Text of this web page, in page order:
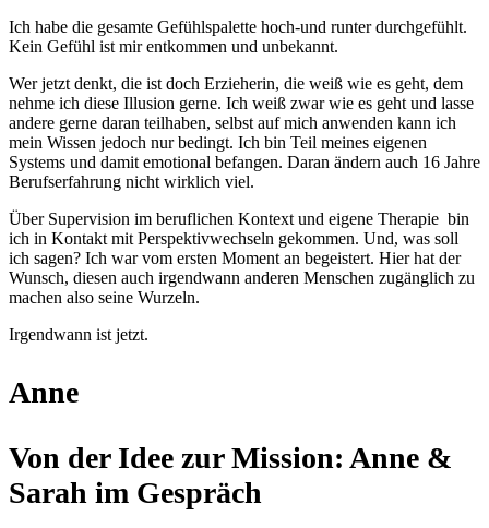
Ich habe die gesamte Gefühlspalette hoch-und runter durchgefühlt.
Kein Gefühl ist mir entkommen und unbekannt.
Wer jetzt denkt, die ist doch Erzieherin, die weiß wie es geht, dem
nehme ich diese Illusion gerne. Ich weiß zwar wie es geht und lasse
andere gerne daran teilhaben, selbst auf mich anwenden kann ich
mein Wissen jedoch nur bedingt. Ich bin Teil meines eigenen
Systems und damit emotional befangen. Daran ändern auch 16 Jahre
Berufserfahrung nicht wirklich viel.
Über Supervision im beruflichen Kontext und eigene Therapie bin
ich in Kontakt mit Perspektivwechseln gekommen. Und, was soll
ich sagen? Ich war vom ersten Moment an begeistert. Hier hat der
Wunsch, diesen auch irgendwann anderen Menschen zugänglich zu
machen also seine Wurzeln.
Irgendwann ist jetzt.
Anne
Von der Idee zur Mission: Anne &
Sarah im Gespräch